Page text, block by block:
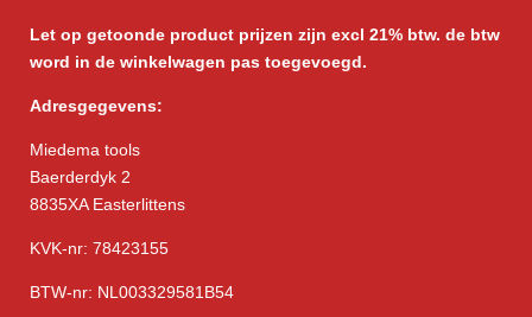
Let op getoonde product prijzen zijn excl 21% btw. de btw
word in de winkelwagen pas toegevoegd.
Adresgegevens:
Miedema tools
Baerderdyk 2
8835XA Easterlittens
KVK-nr: 78423155
BTW-nr: NL003329581B54